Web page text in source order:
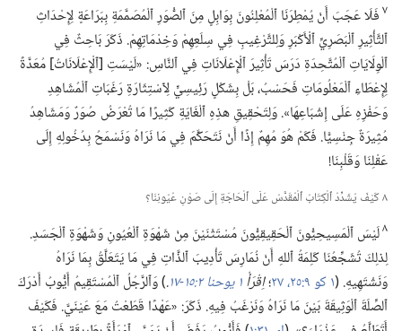
٧فَلَا عَجَبَ أَنْ يُمْطِرَنَا ٱلْمُعْلِنُونَ بِوَابِلٍ مِنَ ٱلصُّوَرِ ٱلْمُصَمَّمَةِ بِبَرَاعَةٍ لِإِحْدَاثِ
ٱلتَّأْثِيرِ ٱلْبَصَرِيِّ ٱلْأَكْبَرِ وَلِلتَّرْغِيبِ فِي سِلَعِهِمْ وَخِدْمَاتِهِمْ.‏ ذَكَرَ بَاحِثٌ فِي
ٱلْوِلَايَاتِ ٱلْمُتَّحِدَةِ دَرَسَ تَأْثِيرَ ٱلْإِعْلَانَاتِ فِي ٱلنَّاسِ:‏ «لَيْسَتِ [ٱلْإِعْلَانَاتُ] مُعَدَّةً
لِإِعْطَاءِ ٱلْمَعْلُومَاتِ فَحَسْبُ،‏ بَلْ بِشَكْلٍ رَئِيسِيٍّ لِٱسْتِثَارَةِ رَغَبَاتِ ٱلْمُشَاهِدِ
وَحَفْزِهِ عَلَى إِشْبَاعِهَا».‏ وَلِتَحْقِيقِ هذِهِ ٱلْغَايَةِ كَثِيرًا مَا تُعْرَضُ صُوَرٌ وَمَشَاهِدُ
مُثِيرَةٌ جِنْسِيًّا.‏ فَكَمْ هُوَ مُهِمٌ إِذًا أَنْ نَتَحَكَّمَ فِي مَا نَرَاهُ وَنَسْمَحُ بِدُخُولِهِ إِلَى
عَقْلِنَا وَقَلْبِنَا!‏
٨ كَيْفَ يُشَدِّدُ ٱلْكِتَابُ ٱلْمُقَدَّسُ عَلَى ٱلْحَاجَةِ إِلَى صَوْنِ عُيُونِنَا؟‏
٨لَيْسَ ٱلْمَسِيحِيُّونَ ٱلْحَقِيقِيُّونَ مُسْتَثْنَيْنَ مِنْ شَهْوَةِ ٱلْعُيُونِ وَشَهْوَةِ ٱلْجَسَدِ.‏
لِذلِكَ تُشَجِّعُنَا كَلِمَةُ ٱللهِ أَنْ نُمَارِسَ تَأْدِيبَ ٱلذَّاتِ فِي مَا يَتَعَلَّقُ بِمَا نَرَاهُ
وَنَشْتَهِيهِ.‏ (‏١ كو ٩:‏٢٥،‏ ‏؛‏اِقْرَأْ١ يوحنا ٢:‏١٥-‏١٧ ‏.‏‏)‏ وَٱلرَّجُلُ ٱلْمُسْتَقِيمُ أَيُّوبُ أَدْرَكَ
ٱلصِّلَةَ ٱلْوَثِيقَةَ بَيْنَ مَا نَرَاهُ وَنَرْغَبُ فِيهِ.‏ ذَكَرَ:‏ «عَهْدًا قَطَعْتُ مَعَ عَيْنَيَّ.‏ فَكَيْفَ